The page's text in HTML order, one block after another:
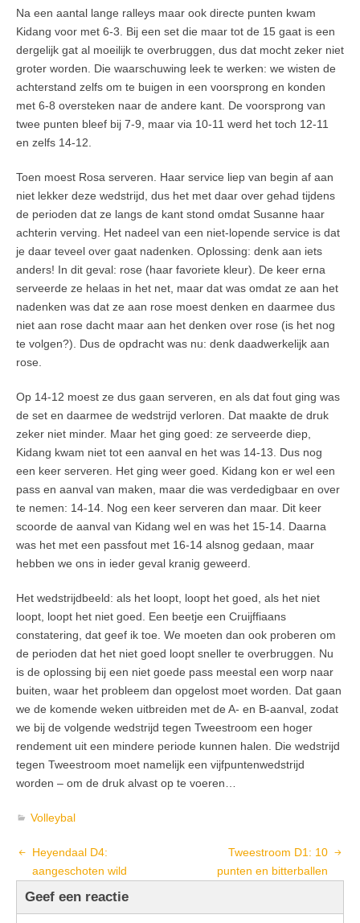
Na een aantal lange ralleys maar ook directe punten kwam
Kidang voor met 6-3. Bij een set die maar tot de 15 gaat is een
dergelijk gat al moeilijk te overbruggen, dus dat mocht zeker niet
groter worden. Die waarschuwing leek te werken: we wisten de
achterstand zelfs om te buigen in een voorsprong en konden
met 6-8 oversteken naar de andere kant. De voorsprong van
twee punten bleef bij 7-9, maar via 10-11 werd het toch 12-11
en zelfs 14-12.
Toen moest Rosa serveren. Haar service liep van begin af aan
niet lekker deze wedstrijd, dus het met daar over gehad tijdens
de perioden dat ze langs de kant stond omdat Susanne haar
achterin verving. Het nadeel van een niet-lopende service is dat
je daar teveel over gaat nadenken. Oplossing: denk aan iets
anders! In dit geval: rose (haar favoriete kleur). De keer erna
serveerde ze helaas in het net, maar dat was omdat ze aan het
nadenken was dat ze aan rose moest denken en daarmee dus
niet aan rose dacht maar aan het denken over rose (is het nog
te volgen?). Dus de opdracht was nu: denk daadwerkelijk aan
rose.
Op 14-12 moest ze dus gaan serveren, en als dat fout ging was
de set en daarmee de wedstrijd verloren. Dat maakte de druk
zeker niet minder. Maar het ging goed: ze serveerde diep,
Kidang kwam niet tot een aanval en het was 14-13. Dus nog
een keer serveren. Het ging weer goed. Kidang kon er wel een
pass en aanval van maken, maar die was verdedigbaar en over
te nemen: 14-14. Nog een keer serveren dan maar. Dit keer
scoorde de aanval van Kidang wel en was het 15-14. Daarna
was het met een passfout met 16-14 alsnog gedaan, maar
hebben we ons in ieder geval kranig geweerd.
Het wedstrijdbeeld: als het loopt, loopt het goed, als het niet
loopt, loopt het niet goed. Een beetje een Cruijffiaans
constatering, dat geef ik toe. We moeten dan ook proberen om
de perioden dat het niet goed loopt sneller te overbruggen. Nu
is de oplossing bij een niet goede pass meestal een worp naar
buiten, waar het probleem dan opgelost moet worden. Dat gaan
we de komende weken uitbreiden met de A- en B-aanval, zodat
we bij de volgende wedstrijd tegen Tweestroom een hoger
rendement uit een mindere periode kunnen halen. Die wedstrijd
tegen Tweestroom moet namelijk een vijfpuntenwedstrijd
worden – om de druk alvast op te voeren…
Volleybal
Heyendaal D4:
aangeschoten wild
Tweestroom D1: 10
punten en bitterballen
Geef een reactie